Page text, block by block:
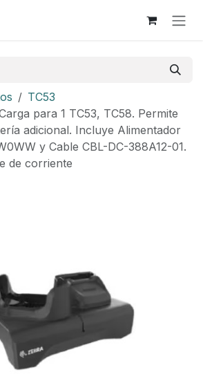
TC53
para 1 TC53, TC58. Permite
adicional. Incluye Alimentador
y Cable CBL-DC-388A12-01.
de corriente